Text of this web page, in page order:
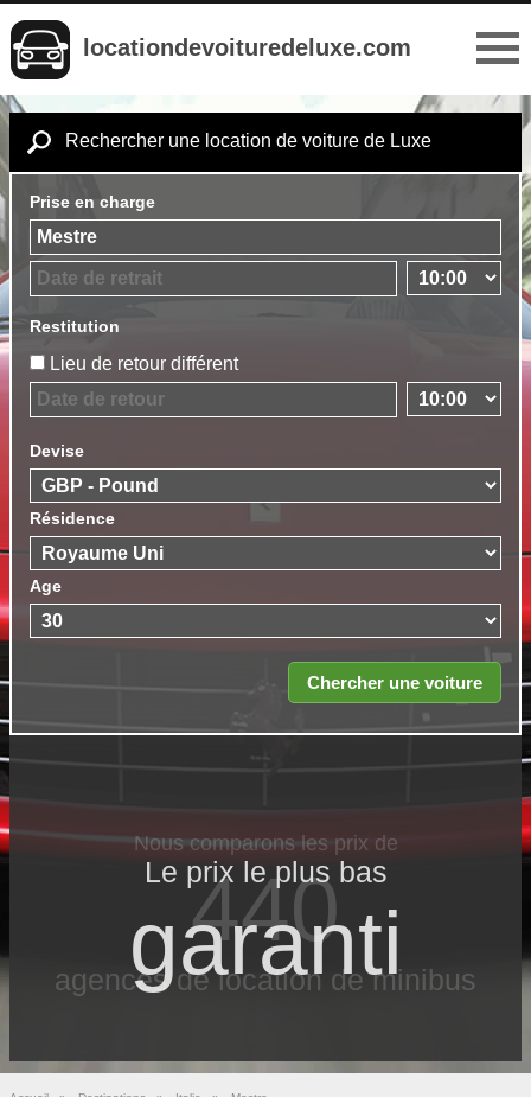
locationdevoituredeluxe.com
Rechercher une location de voiture de Luxe
Prise en charge
Restitution
Lieu de retour différent
Devise
Résidence
Age
Nous comparons les prix de
440
agences de location de minibus
Le prix le​ plus bas
garanti